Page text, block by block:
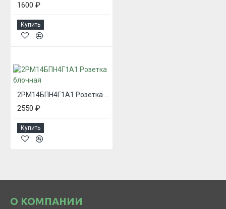
1600 ₽
Купить
2РМ14БПН4Г1А1 Розетка блочная
2550 ₽
Купить
О КОМПАНИИ